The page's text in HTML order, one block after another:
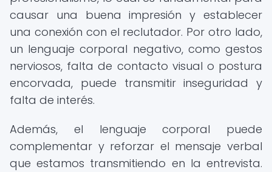
causar una buena impresión y establecer
una conexión con el reclutador. Por otro lado,
un lenguaje corporal negativo, como gestos
nerviosos, falta de contacto visual o postura
encorvada, puede transmitir inseguridad y
falta de interés.
Además, el lenguaje corporal puede
complementar y reforzar el mensaje verbal
que estamos transmitiendo en la entrevista.